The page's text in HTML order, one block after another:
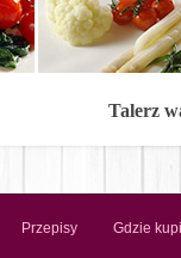
Talerz
Przepisy Gdzie